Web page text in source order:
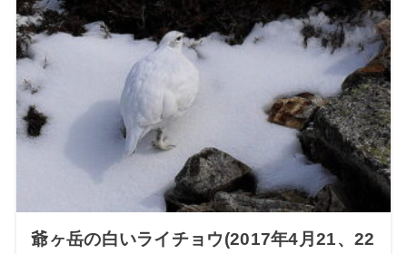
爺ヶ岳の白いライチョウ(2017年4月21、22